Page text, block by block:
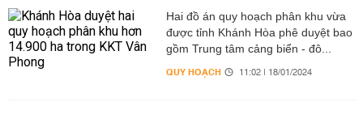
Hai đồ án quy hoạch phân khu vừa
được tỉnh Khánh Hòa phê duyệt bao
gồm Trung tâm cảng biển - đô...
QUY HOẠCH 11:02 | 18/01/2024